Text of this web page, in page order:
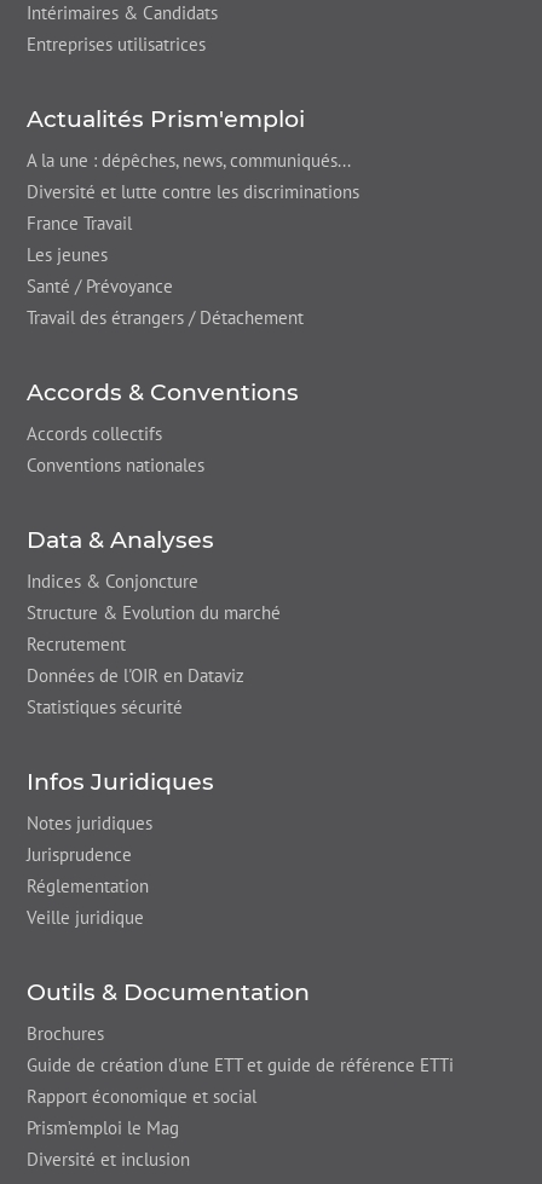
Intérimaires & Candidats
Entreprises utilisatrices
Actualités Prism'emploi
A la une : dépêches, news, communiqués...
Diversité et lutte contre les discriminations
France Travail
Les jeunes
Santé / Prévoyance
Travail des étrangers / Détachement
Accords & Conventions
Accords collectifs
Conventions nationales
Data & Analyses
Indices & Conjoncture
Structure & Evolution du marché
Recrutement
Données de l'OIR en Dataviz
Statistiques sécurité
Infos Juridiques
Notes juridiques
Jurisprudence
Réglementation
Veille juridique
Outils & Documentation
Brochures
Guide de création d'une ETT et guide de référence ETTi
Rapport économique et social
Prism’emploi le Mag
Diversité et inclusion